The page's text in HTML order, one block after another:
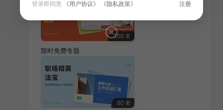
100 套
限时免费专题
80 套
登录即同意 《用户协议》 《隐私政策》 注册